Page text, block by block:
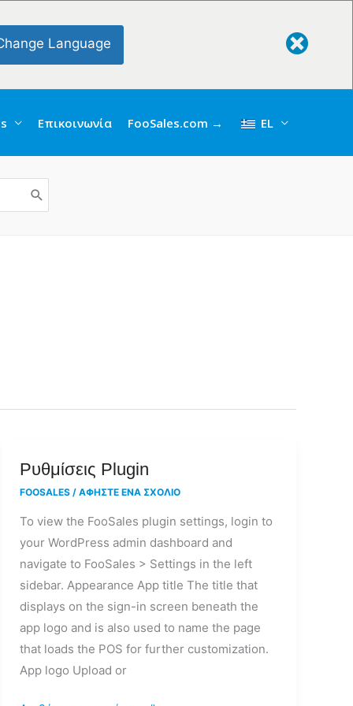
Language
Επικοινωνία FooSales.com → EL
Ρυθμίσεις Plugin
FOOSALES/ΑΦΉΣΤΕ ΈΝΑ ΣΧΌΛΙΟ
To view the FooSales plugin settings, login to
your WordPress admin dashboard and
navigate to FooSales > Settings in the left
sidebar. Appearance App title The title that
displays on the sign-in screen beneath the
app logo and is also used to name the page
that loads the POS for further customization.
App logo Upload or
Ρυθμίσεις
Plugin